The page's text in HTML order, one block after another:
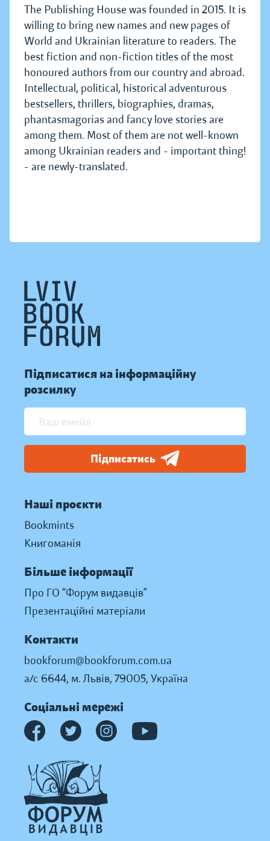
The Publishing House was founded in 2015. It is
willing to bring new names and new pages of
World and Ukrainian literature to readers. The
best fiction and non-fiction titles of the most
honoured authors from our country and abroad.
Intellectual, political, historical adventurous
bestsellers, thrillers, biographies, dramas,
phantasmagorias and fancy love stories are
among them. Most of them are not well-known
among Ukrainian readers and - important thing!
- are newly-translated.
Підписатися на інформаційну
розсилку
Підписатись
Наші проєкти
Bookmints
Книгоманія
Більше інформації
Про ГО “Форум видавців”
Презентаційні матеріали
Контакти
bookforum@bookforum.com.ua
а/с 6644, м. Львів, 79005, Україна
Соціальні мережі